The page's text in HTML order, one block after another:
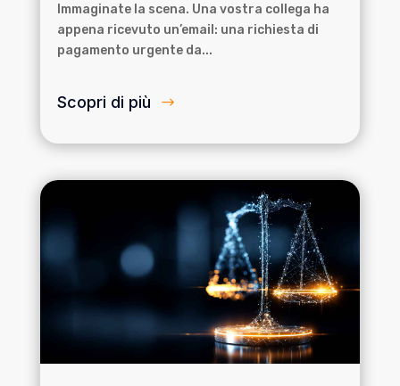
Immaginate la scena. Una vostra collega ha
appena ricevuto un’email: una richiesta di
pagamento urgente da...
Scopri di più